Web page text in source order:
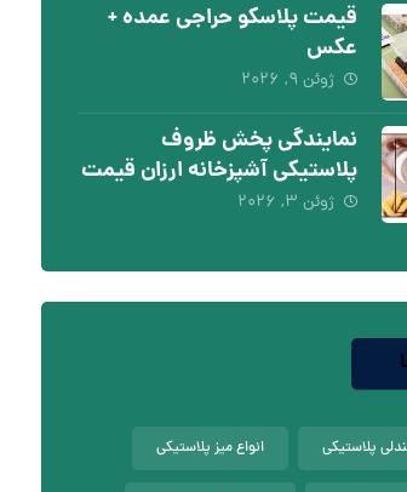
قیمت پلاسکو حراجی عمده +
عکس
ژوئن ۹, ۲۰۲۶
نمایندگی پخش ظروف
پلاستیکی آشپزخانه ارزان قیمت
ژوئن ۳, ۲۰۲۶
پلاستیکی انواع میز پلاستیکی